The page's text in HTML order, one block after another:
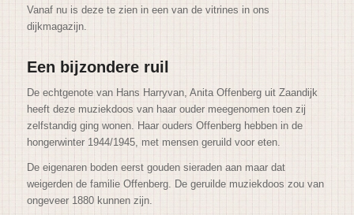
Vanaf nu is deze te zien in een van de vitrines in ons
dijkmagazijn.
Een bijzondere ruil
De echtgenote van Hans Harryvan, Anita Offenberg uit Zaandijk
heeft deze muziekdoos van haar ouder meegenomen toen zij
zelfstandig ging wonen. Haar ouders Offenberg hebben in de
hongerwinter 1944/1945, met mensen geruild voor eten.
De eigenaren boden eerst gouden sieraden aan maar dat
weigerden de familie Offenberg. De geruilde muziekdoos zou van
ongeveer 1880 kunnen zijn.